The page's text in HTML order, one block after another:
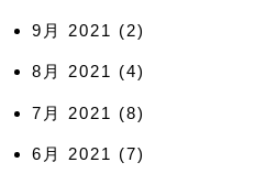
9月 2021 (2)
8月 2021 (4)
7月 2021 (8)
6月 2021 (7)